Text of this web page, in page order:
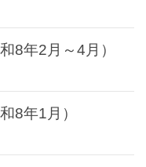
8年2月～4月）
8年1月）